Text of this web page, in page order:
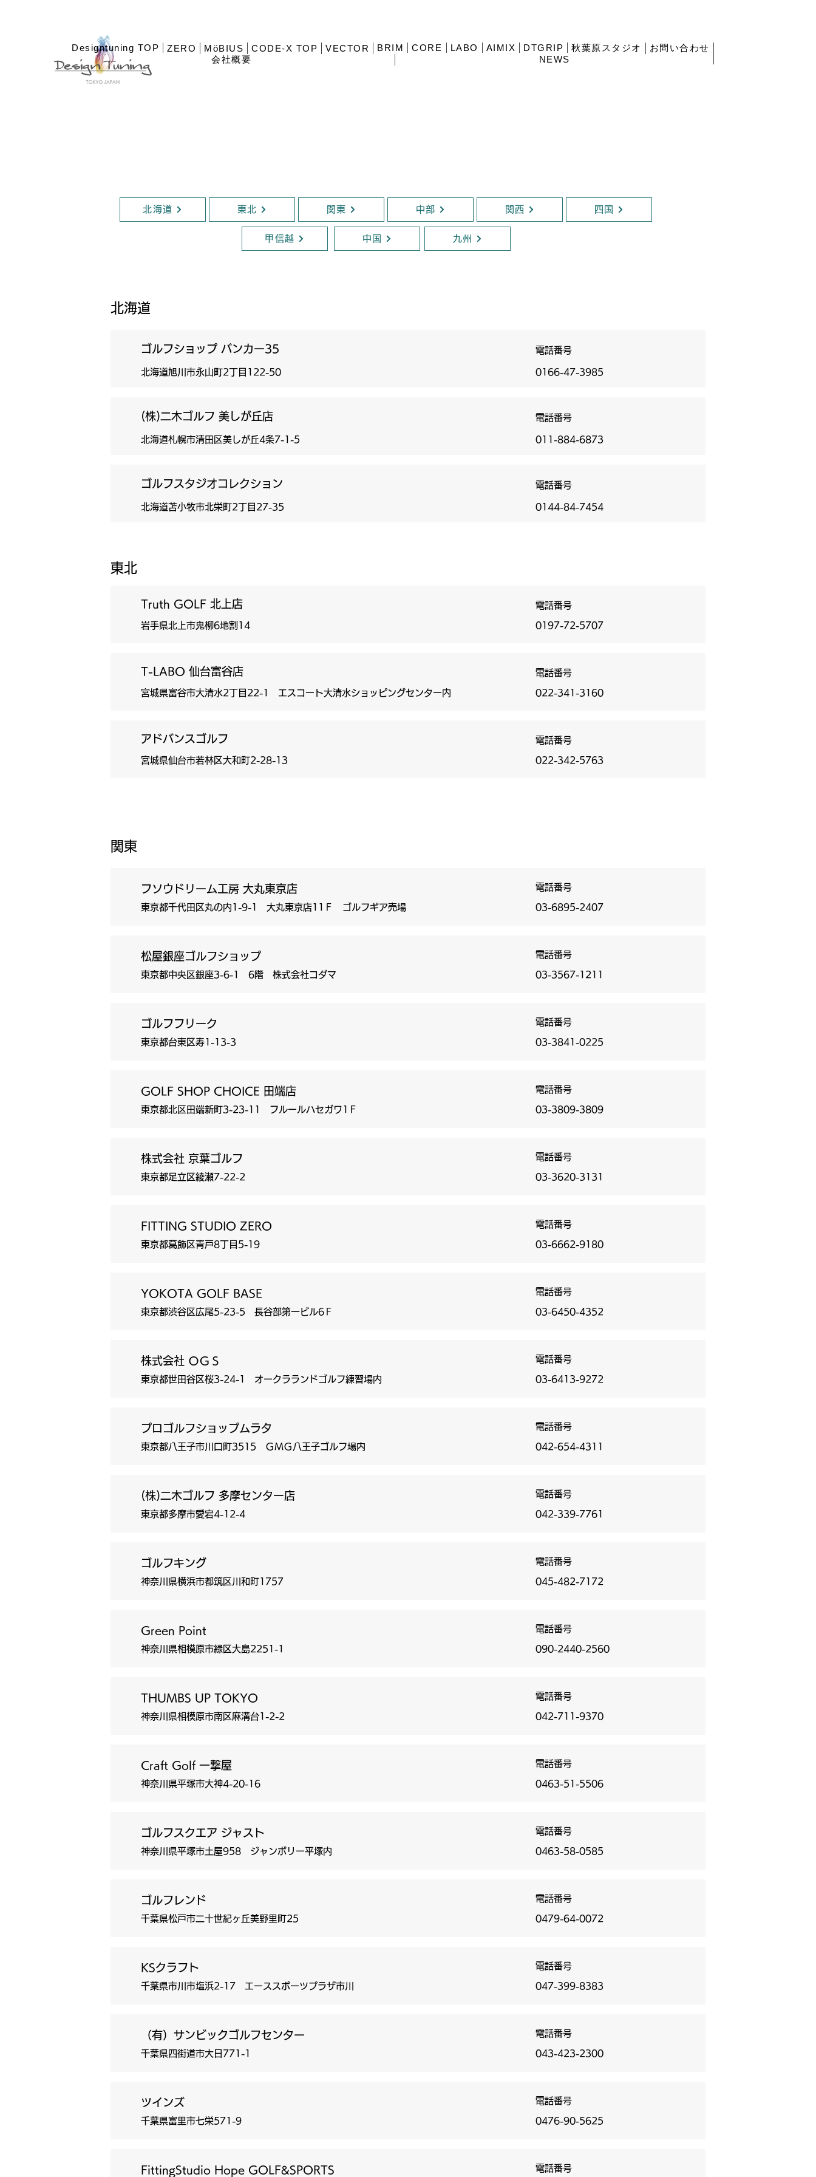
Designtuning TOP ZERO MöBIUS CODE-X TOP VECTOR BRIM CORE LABO AIMIX DTGRIP 秋葉原スタジオ
お問い合わせ
会社概要
NEWS
北海道 東北 関東 中部 関西 四国
甲信越 中国 九州
北海道
ゴルフショップ バンカー35
北海道旭川市永山町2丁目122-50
電話番号
0166-47-3985
(株)二木ゴルフ 美しが丘店
北海道札幌市清田区美しが丘4条7-1-5
電話番号
011-884-6873
ゴルフスタジオコレクション
北海道苫小牧市北栄町2丁目27-35
電話番号
0144-84-7454
東北
Truth GOLF 北上店
岩手県北上市鬼柳6地割14
電話番号
0197-72-5707
T-LABO 仙台富谷店
宮城県富谷市大清水2丁目22-1 エスコート大清水ショッピングセンター内
電話番号
022-341-3160
アドバンスゴルフ
宮城県仙台市若林区大和町2-28-13
電話番号
022-342-5763
関東
フソウドリーム工房 大丸東京店
東京都千代田区丸の内1-9-1 大丸東京店11Ｆ ゴルフギア売場
電話番号
03-6895-2407
松屋銀座ゴルフショップ
東京都中央区銀座3-6-1 6階 株式会社コダマ
電話番号
03-3567-1211
ゴルフフリーク
東京都台東区寿1-13-3
電話番号
03-3841-0225
GOLF SHOP CHOICE 田端店
東京都北区田端新町3-23-11 フルールハセガワ1Ｆ
電話番号
03-3809-3809
株式会社 京葉ゴルフ
東京都足立区綾瀬7-22-2
電話番号
03-3620-3131
FITTING STUDIO ZERO
東京都葛飾区青戸8丁目5-19
電話番号
03-6662-9180
YOKOTA GOLF BASE
東京都渋谷区広尾5-23-5 長谷部第一ビル6Ｆ
電話番号
03-6450-4352
株式会社 ＯＧＳ
東京都世田谷区桜3-24-1 オークラランドゴルフ練習場内
電話番号
03-6413-9272
プロゴルフショップムラタ
東京都八王子市川口町3515 ＧＭＧ八王子ゴルフ場内
電話番号
042-654-4311
(株)二木ゴルフ 多摩センター店
東京都多摩市愛宕4-12-4
電話番号
042-339-7761
ゴルフキング
神奈川県横浜市都筑区川和町1757
電話番号
045-482-7172
Green Point
神奈川県相模原市緑区大島2251-1
電話番号
090-2440-2560
THUMBS UP TOKYO
神奈川県相模原市南区麻溝台1-2-2
電話番号
042-711-9370
Craft Golf 一撃屋
神奈川県平塚市大神4-20-16
電話番号
0463-51-5506
ゴルフスクエア ジャスト
神奈川県平塚市土屋958 ジャンボリー平塚内
電話番号
0463-58-0585
ゴルフレンド
千葉県松戸市二十世紀ヶ丘美野里町25
電話番号
0479-64-0072
KSクラフト
千葉県市川市塩浜2-17 エーススポーツプラザ市川
電話番号
047-399-8383
（有）サンビックゴルフセンター
千葉県四街道市大日771-1
電話番号
043-423-2300
ツインズ
千葉県富里市七栄571-9
電話番号
0476-90-5625
FittingStudio Hope GOLF&SPORTS 電話番号